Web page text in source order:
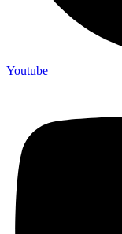
Youtube